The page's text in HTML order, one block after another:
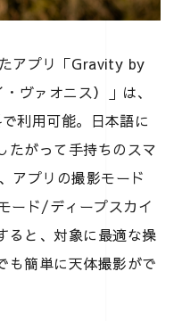
アプリ「Gravity by
ヴァオニス）」は、
利用可能。日本語に
たがって手持ちのスマ
アプリの撮影モード
ード/ディープスカイ
ると、対象に最適な操
も簡単に天体撮影がで